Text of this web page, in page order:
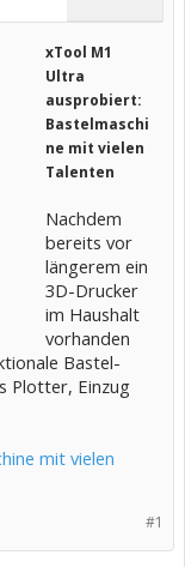
xTool M1
Ultra
ausprobiert:
Bastelmaschi
ne mit vielen
Talenten
Nachdem
bereits vor
längerem ein
3D-Drucker
im Haushalt
vorhanden
Bastel-
Plotter, Einzug
mit vielen
#1